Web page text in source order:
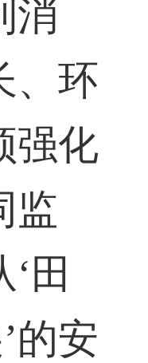
消
、环
强化
监
田
的安